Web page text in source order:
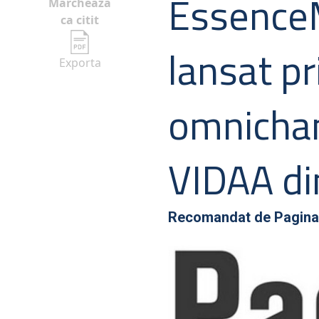
ca citit
Exporta
lansat
VIDAA
Recomandat de